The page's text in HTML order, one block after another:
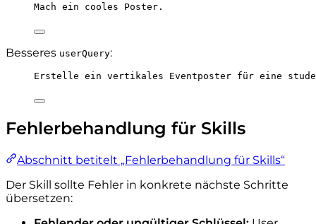
Mach ein cooles Poster.
Besseres userQuery:
Erstelle ein vertikales Eventposter für eine
Fehlerbehandlung für Skills
Abschnitt betitelt „Fehlerbehandlung für Skills“
Der Skill sollte Fehler in konkrete nächste Schritte
übersetzen: